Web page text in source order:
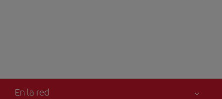
En la red